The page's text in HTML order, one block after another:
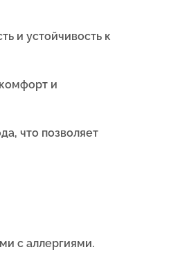
и устойчивость к
и
что позволяет
с аллергиями.